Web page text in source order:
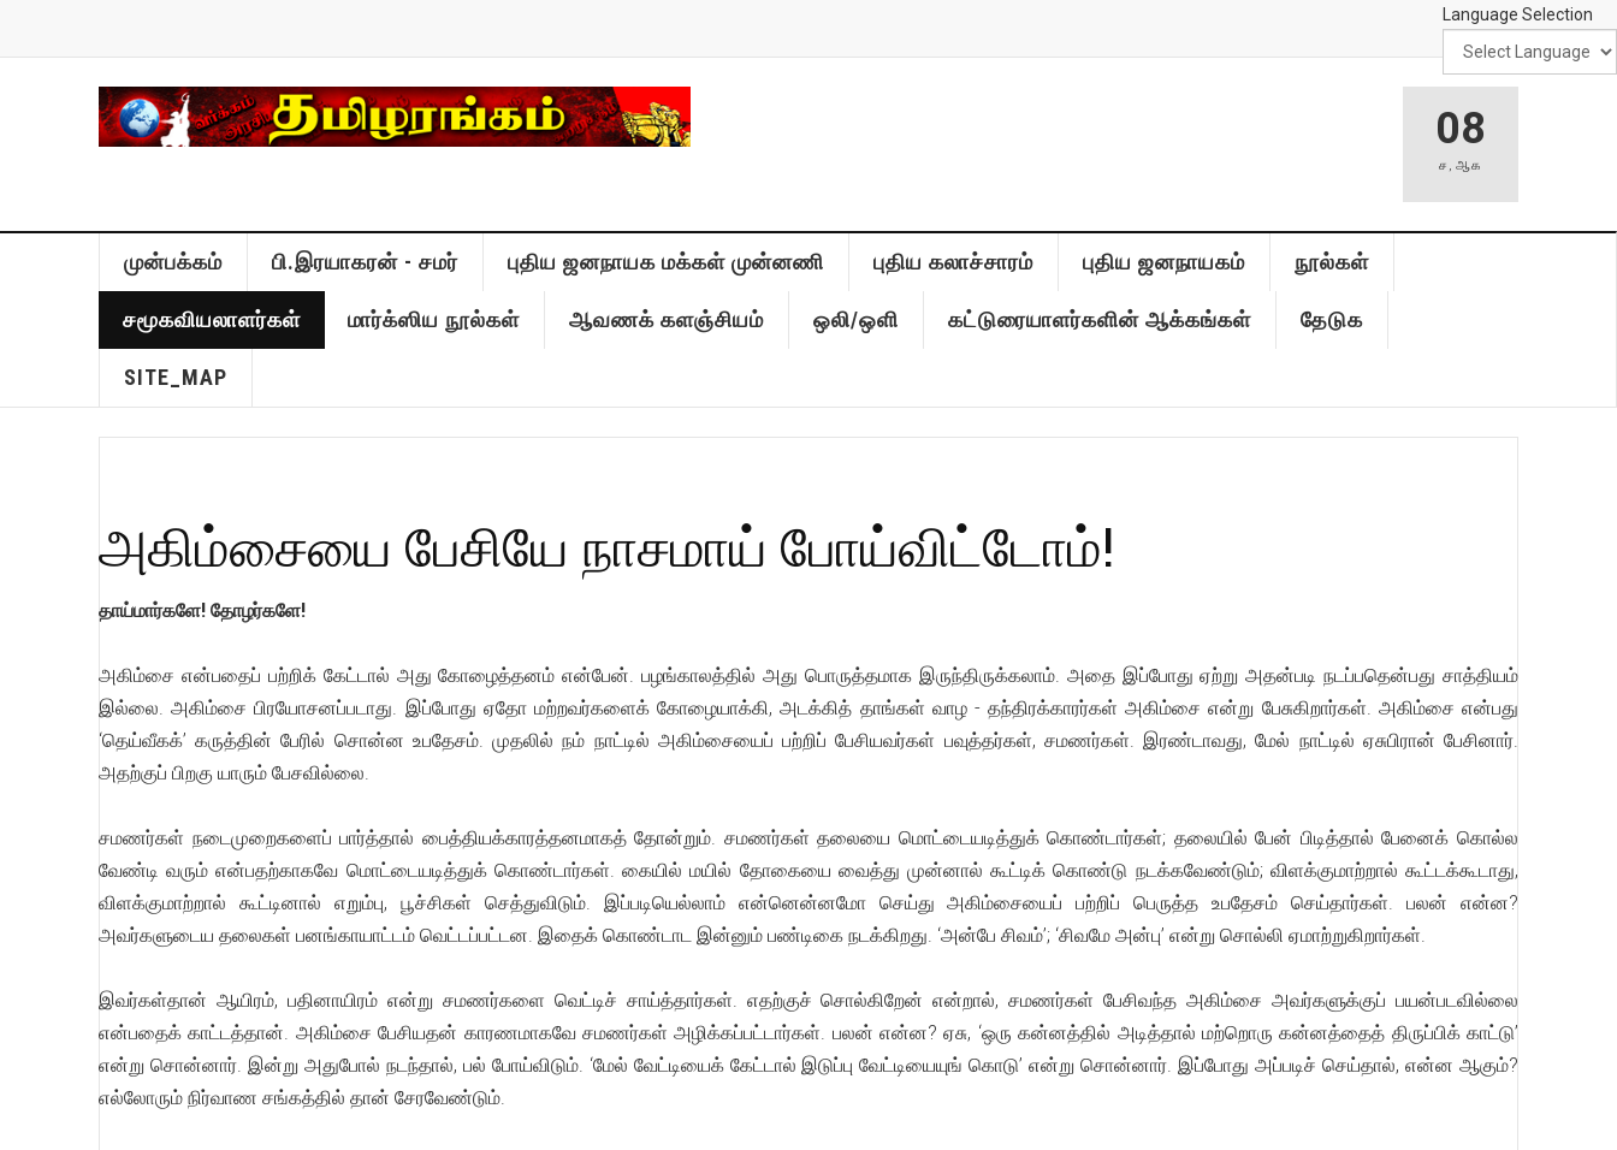
Language Selection
08
ச , ஆக
முன்பக்கம் பி.இரயாகரன் - சமர் புதிய ஜனநாயக மக்கள் முன்னணி புதிய கலாச்சாரம் புதிய ஜனநாயகம் நூல்கள்
சமூகவியலாளர்கள் மார்க்ஸிய நூல்கள் ஆவணக் களஞ்சியம் ஒலி/ஒளி கட்டுரையாளர்களின் ஆக்கங்கள் தேடுக
SITE_MAP
அகிம்சையை பேசியே நாசமாய் போய்விட்டோம்!
தாய்மார்களே! தோழர்களே!
அகிம்சை என்பதைப் பற்றிக் கேட்டால் அது கோழைத்தனம் என்பேன். பழங்காலத்தில் அது பொருத்தமாக இருந்திருக்கலாம். அதை இப்போது ஏற்று அதன்படி நடப்பதென்பது சாத்தியம்
இல்லை. அகிம்சை பிரயோசனப்படாது. இப்போது ஏதோ மற்றவர்களைக் கோழையாக்கி, அடக்கித் தாங்கள் வாழ - தந்திரக்காரர்கள் அகிம்சை என்று பேசுகிறார்கள். அகிம்சை என்பது
‘தெய்வீகக்’ கருத்தின் பேரில் சொன்ன உபதேசம். முதலில் நம் நாட்டில் அகிம்சையைப் பற்றிப் பேசியவர்கள் பவுத்தர்கள், சமணர்கள். இரண்டாவது, மேல் நாட்டில் ஏசுபிரான் பேசினார்.
அதற்குப் பிறகு யாரும் பேசவில்லை.
சமணர்கள் நடைமுறைகளைப் பார்த்தால் பைத்தியக்காரத்தனமாகத் தோன்றும். சமணர்கள் தலையை மொட்டையடித்துக் கொண்டார்கள்; தலையில் பேன் பிடித்தால் பேனைக் கொல்ல
வேண்டி வரும் என்பதற்காகவே மொட்டையடித்துக் கொண்டார்கள். கையில் மயில் தோகையை வைத்து முன்னால் கூட்டிக் கொண்டு நடக்கவேண்டும்; விளக்குமாற்றால் கூட்டக்கூடாது,
விளக்குமாற்றால் கூட்டினால் எறும்பு, பூச்சிகள் செத்துவிடும். இப்படியெல்லாம் என்னென்னமோ செய்து அகிம்சையைப் பற்றிப் பெருத்த உபதேசம் செய்தார்கள். பலன் என்ன?
அவர்களுடைய தலைகள் பனங்காயாட்டம் வெட்டப்பட்டன. இதைக் கொண்டாட இன்னும் பண்டிகை நடக்கிறது. ‘அன்பே சிவம்’; ‘சிவமே அன்பு’ என்று சொல்லி ஏமாற்றுகிறார்கள்.
இவர்கள்தான் ஆயிரம், பதினாயிரம் என்று சமணர்களை வெட்டிச் சாய்த்தார்கள். எதற்குச் சொல்கிறேன் என்றால், சமணர்கள் பேசிவந்த அகிம்சை அவர்களுக்குப் பயன்படவில்லை
என்பதைக் காட்டத்தான். அகிம்சை பேசியதன் காரணமாகவே சமணர்கள் அழிக்கப்பட்டார்கள். பலன் என்ன? ஏசு, ‘ஒரு கன்னத்தில் அடித்தால் மற்றொரு கன்னத்தைத் திருப்பிக் காட்டு’
என்று சொன்னார். இன்று அதுபோல் நடந்தால், பல் போய்விடும். ‘மேல் வேட்டியைக் கேட்டால் இடுப்பு வேட்டியையுங் கொடு’ என்று சொன்னார். இப்போது அப்படிச் செய்தால், என்ன ஆகும்?
எல்லோரும் நிர்வாண சங்கத்தில் தான் சேரவேண்டும்.